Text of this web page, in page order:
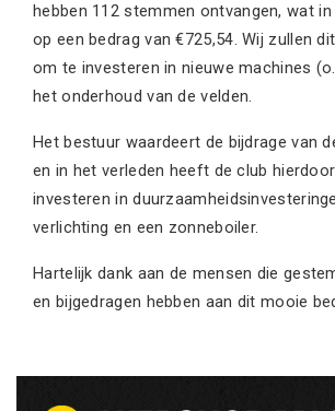
hebben 112 stemmen ontvangen, wat
op een bedrag van €725,54. Wij zullen
om te investeren in nieuwe machines
het onderhoud van de velden.
Het bestuur waardeert de bijdrage van
en in het verleden heeft de club
investeren in
verlichting en een zonneboiler.
Hartelijk dank aan de mensen die
en bijgedragen hebben aan dit mooie